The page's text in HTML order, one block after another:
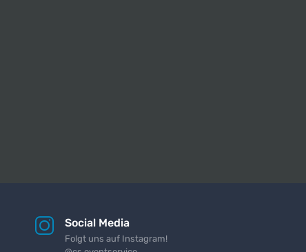
Social Media
Folgt uns auf Instagram!